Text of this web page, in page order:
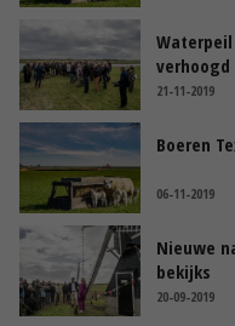
verhoogd
21-11-2019
Boeren
06-11-2019
Nieuwe
bekijks
20-09-2019